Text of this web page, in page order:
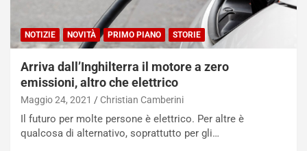
NOTIZIE NOVITÀ PRIMO PIANO STORIE
Arriva dall’Inghilterra il motore a zero
emissioni, altro che elettrico
Maggio 24, 2021 Christian Camberini
Il futuro per molte persone è elettrico. Per altre è
qualcosa di alternativo, soprattutto per gli…